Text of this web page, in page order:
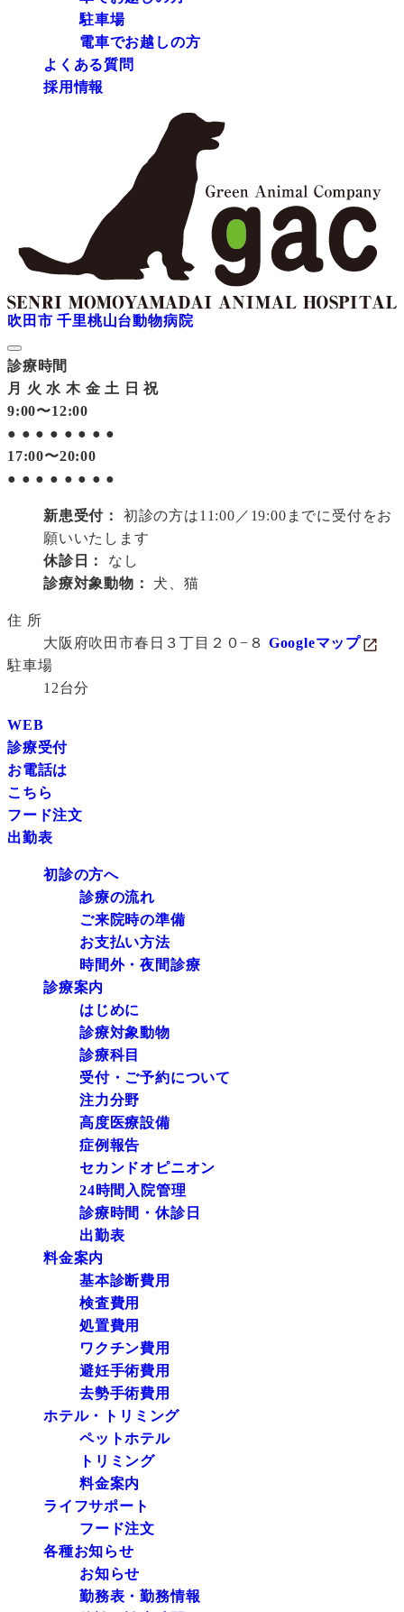
駐車場
電車でお越しの方
よくある質問
採用情報
吹田市 千里桃山台動物病院
診療時間
月
火 水 木 金 土 日 祝
9:00〜12:00
● ● ● ● ● ● ● ●
17:00〜20:00
● ● ● ● ● ● ● ●
新患受付：
初診の方は11:00／19:00までに受付をお
願いいたします
休診日：
なし
診療対象動物：
犬、猫
住 所
大阪府吹田市春日３丁目２０−８ Googleマップ
駐車場
12台分
WEB
診療受付
お電話は
こちら
フード注文
出勤表
初診の方へ
診療の流れ
ご来院時の準備
お支払い方法
時間外・夜間診療
診療案内
はじめに
診療対象動物
診療科目
受付・ご予約について
注力分野
高度医療設備
症例報告
セカンドオピニオン
24時間入院管理
診療時間・休診日
出勤表
料金案内
基本診断費用
検査費用
処置費用
ワクチン費用
避妊手術費用
去勢手術費用
ホテル・トリミング
ペットホテル
トリミング
料金案内
ライフサポート
フード注文
各種お知らせ
お知らせ
勤務表・勤務情報